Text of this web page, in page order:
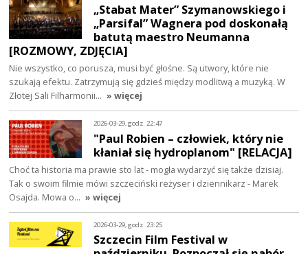
„Stabat Mater” Szymanowskiego i
„Parsifal” Wagnera pod doskonałą
batutą maestro Neumanna
[ROZMOWY, ZDJĘCIA]
Nie wszystko, co porusza, musi być głośne. Są utwory, które nie
szukają efektu. Zatrzymują się gdzieś między modlitwą a muzyką. W
Złotej Sali Filharmonii… » więcej
2026-03-29, godz. 22:47
"Paul Robien – człowiek, który nie
kłaniał się hydroplanom" [RELACJA]
Choć ta historia ma prawie sto lat - mogła wydarzyć się także dzisiaj.
Tak o swoim filmie mówi szczeciński reżyser i dziennikarz - Marek
Osajda. Mowa o… » więcej
2026-03-29, godz. 23:25
Szczecin Film Festival w